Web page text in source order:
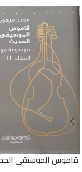
قاموس الموسيقى